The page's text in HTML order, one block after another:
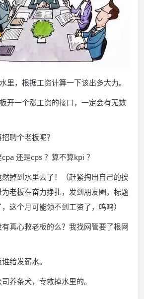
里，根据工资计算一下该出多大力。
开一个涨工资的接口，一定会有无数
聘个老板呢？
还是cps ？算不算kpi ？
然掉到水里去了！（赶紧掏出自己的挨
老板在奋力挣扎，发到朋友圈，标题
这个月可能领不到工资了，呜呜）
有真心救老板的么？我找网管要了根网
给发薪水。
养条犬，专救掉水里的。